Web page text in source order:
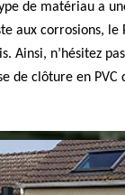
de matériau a
aux corrosions, le
Ainsi, n’hésitez
de clôture en PVC